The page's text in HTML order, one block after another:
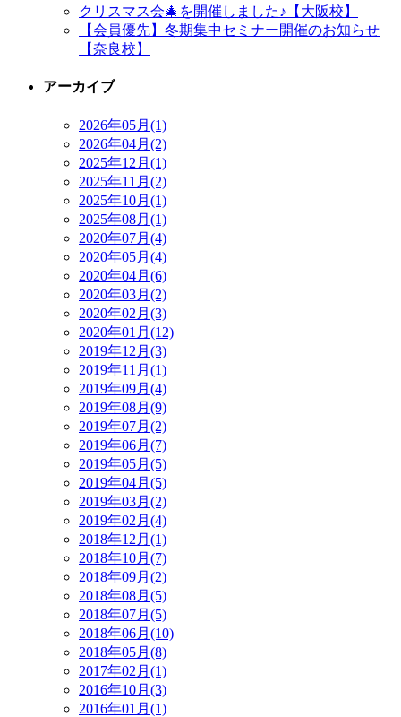
クリスマス会🎄を開催しました♪【大阪校】
【会員優先】冬期集中セミナー開催のお知らせ
【奈良校】
アーカイブ
2026年05月(1)
2026年04月(2)
2025年12月(1)
2025年11月(2)
2025年10月(1)
2025年08月(1)
2020年07月(4)
2020年05月(4)
2020年04月(6)
2020年03月(2)
2020年02月(3)
2020年01月(12)
2019年12月(3)
2019年11月(1)
2019年09月(4)
2019年08月(9)
2019年07月(2)
2019年06月(7)
2019年05月(5)
2019年04月(5)
2019年03月(2)
2019年02月(4)
2018年12月(1)
2018年10月(7)
2018年09月(2)
2018年08月(5)
2018年07月(5)
2018年06月(10)
2018年05月(8)
2017年02月(1)
2016年10月(3)
2016年01月(1)